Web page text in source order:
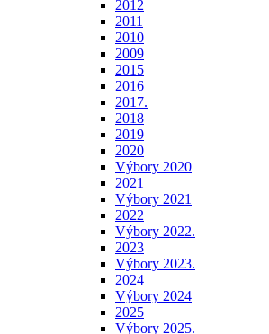
2012
2011
2010
2009
2015
2016
2017.
2018
2019
2020
Výbory 2020
2021
Výbory 2021
2022
Výbory 2022.
2023
Výbory 2023.
2024
Výbory 2024
2025
Výbory 2025.